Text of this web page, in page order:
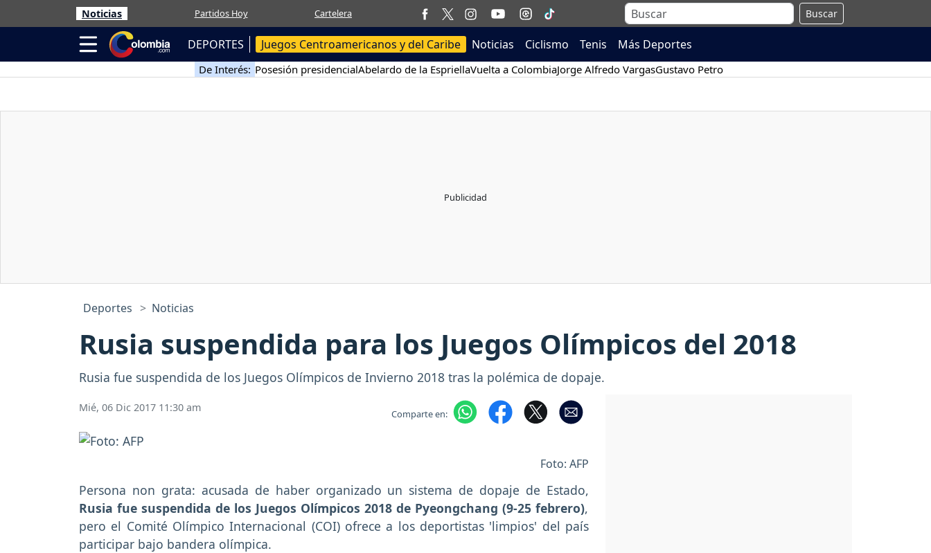
Noticias Partidos Hoy Cartelera Buscar
DEPORTES Juegos Centroamericanos y del Caribe Noticias Ciclismo Tenis Más Deportes
De Interés: Posesión presidencialAbelardo de la EspriellaVuelta a ColombiaJorge Alfredo VargasGustavo Petro
Deportes Noticias
Rusia suspendida para los Juegos Olímpicos del 2018
Rusia fue suspendida de los Juegos Olímpicos de Invierno 2018 tras la polémica de dopaje.
Mié, 06 Dic 2017 11:30 am Comparte en:
Foto: AFP
Persona non grata: acusada de haber organizado un sistema de dopaje de Estado,
Rusia fue suspendida de los Juegos Olímpicos 2018 de Pyeongchang (9-25 febrero),
pero el Comité Olímpico Internacional (COI) ofrece a los deportistas 'limpios' del país
participar bajo bandera olímpica.